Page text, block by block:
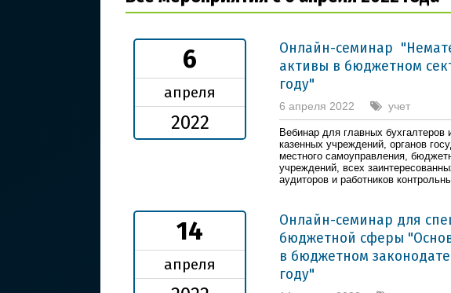
6
апреля
2022
Онлайн-семинар
активы в бюджетном
году"
6 апреля 2022 учет
Вебинар для главных бухгалтеров
казенных учреждений, органов
местного самоуправления,
учреждений, всех
аудиторов и работников
14
апреля
Онлайн-семинар для
бюджетной сферы
в бюджетном
году"